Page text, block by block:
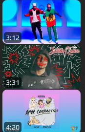
3:12
3:31
4:20